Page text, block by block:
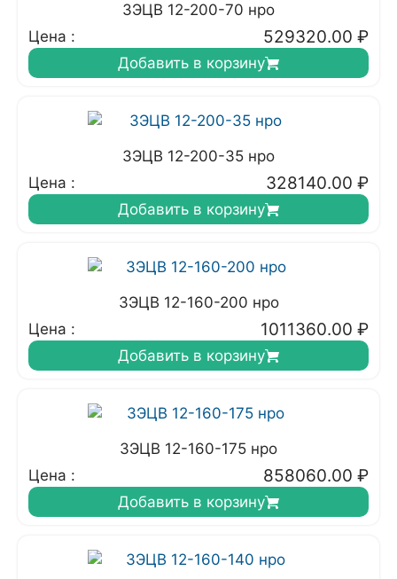
3ЭЦВ 12-200-70 нро
Цена :
529320.00 ₽
Добавить в корзину
3ЭЦВ 12-200-35 нро
Цена :
328140.00 ₽
Добавить в корзину
3ЭЦВ 12-160-200 нро
Цена :
1011360.00 ₽
Добавить в корзину
3ЭЦВ 12-160-175 нро
Цена :
858060.00 ₽
Добавить в корзину